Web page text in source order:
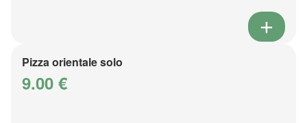
Pizza orientale solo
9.00 €